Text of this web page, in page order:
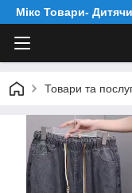
Мікс Товари-
Товари та